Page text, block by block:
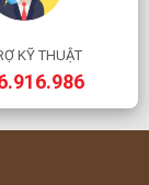
KỸ THUẬT